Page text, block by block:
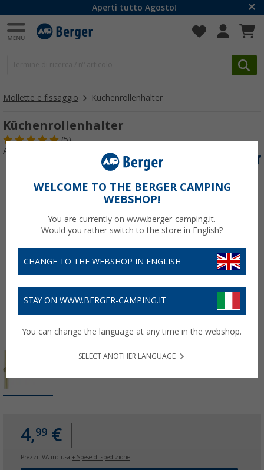
Aperti tutto Agosto!
Mollette e fissaggio Küchenrollenhalter
Küchenrollenhalter
(5)
Articolo n: 401190
4,99 €
Prezzi IVA inclusa + Spese di spedizione
WELCOME TO THE BERGER CAMPING
WEBSHOP!
You are currently on www.berger-camping.it.
Would you rather switch to the store in English?
CHANGE TO THE WEBSHOP IN ENGLISH
STAY ON WWW.BERGER-CAMPING.IT
You can change the language at any time in the webshop.
SELECT ANOTHER LANGUAGE